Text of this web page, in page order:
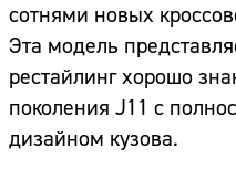
сотнями новых
Эта модель
рестайлинг хорошо
поколения J11 с
дизайном кузова.